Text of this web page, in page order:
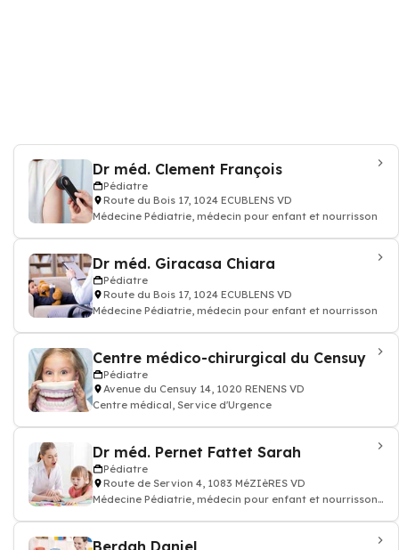
Dr méd. Clement François
Pédiatre
Route du Bois 17, 1024 ECUBLENS VD
Médecine Pédiatrie, médecin pour enfant et nourrisson
Dr méd. Giracasa Chiara
Pédiatre
Route du Bois 17, 1024 ECUBLENS VD
Médecine Pédiatrie, médecin pour enfant et nourrisson
Centre médico-chirurgical du Censuy
Pédiatre
Avenue du Censuy 14, 1020 RENENS VD
Centre médical, Service d'Urgence
Dr méd. Pernet Fattet Sarah
Pédiatre
Route de Servion 4, 1083 MéZIèRES VD
Médecine Pédiatrie, médecin pour enfant et nourrisson,
Berdah Daniel